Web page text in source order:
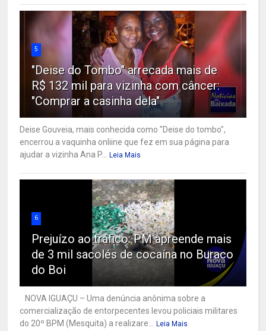
5
"Deise do Tombo" arrecada mais de
R$ 132 mil para vizinha com câncer:
"Comprar a casinha dela"
Deise Gouveia, mais conhecida como "Deise do tombo",
encerrou a vaquinha onliine que fez em sua página para
ajudar a vizinha Ana P...
Leia Mais
6
Prejuízo ao tráfico: PM apreende mais
de 3 mil sacolés de cocaína no Buraco
do Boi
NOVA IGUAÇU – Uma denúncia anônima sobre a
comercialização de entorpecentes levou policiais militares
do 20º BPM (Mesquita) a realizare...
Leia Mais